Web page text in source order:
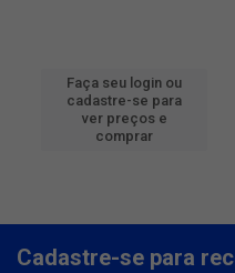
Faça seu login ou
cadastre-se para
ver preços e
comprar
Cadastre-se para